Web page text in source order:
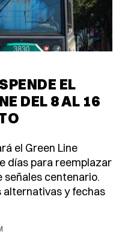
EL
DEL 8 AL 16
el Green Line
días para reemplazar
señales centenario.
alternativas y fechas